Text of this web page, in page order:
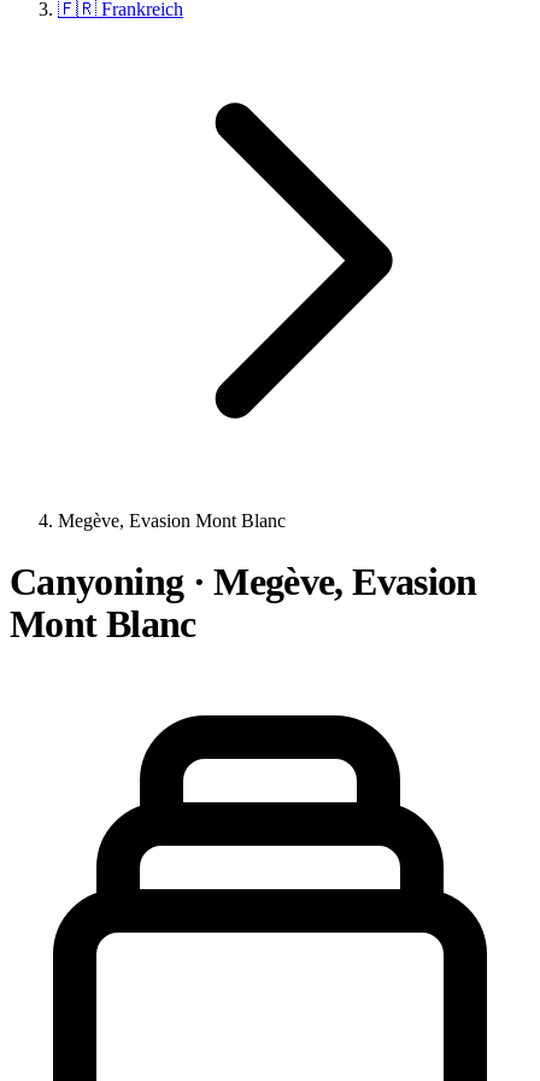
🇫🇷 Frankreich
Megève, Evasion Mont Blanc
Canyoning · Megève, Evasion
Mont Blanc